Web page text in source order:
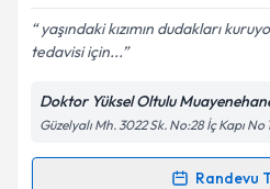
Kişisel verilerimin
Metni'ni okudum ve
kapsamda işlenmesini
yaşındaki kızımın dudakları
tedavisi için...
Doktor Yüksel Oltulu
Güzelyalı Mh. 3022 Sk. No:28 İç Kapı
Randevu